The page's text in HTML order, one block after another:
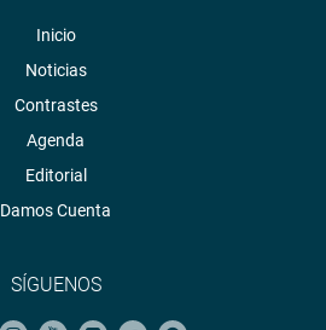
Inicio
Noticias
Contrastes
Agenda
Editorial
Damos Cuenta
SÍGUENOS